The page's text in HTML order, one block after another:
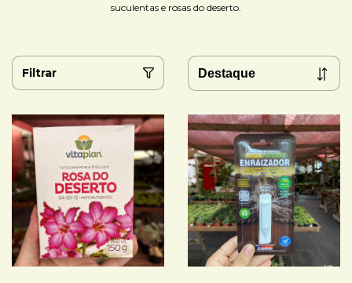
suculentas e rosas do deserto.
Filtrar